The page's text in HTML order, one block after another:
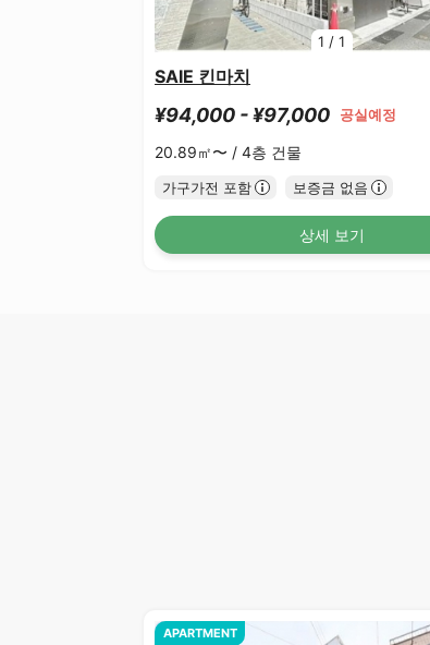
1 /1
SAIE 킨마치
¥94,000 - ¥97,000 공실예정
20.89㎡〜 / 4층 건물
가구가전 포함 보증금 없음
상세 보기
APARTMENT